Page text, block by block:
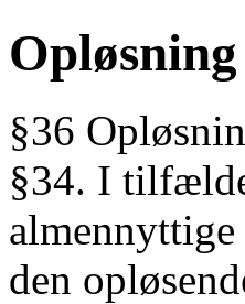
Opløsning
§36
§34. I
den